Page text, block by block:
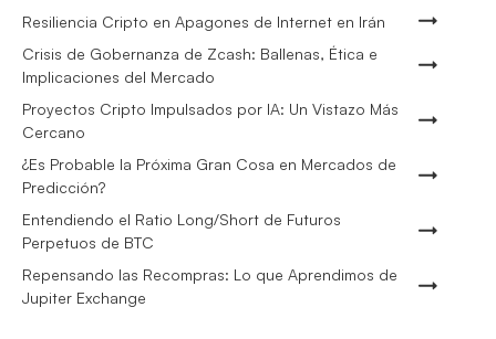
Resiliencia Cripto en Apagones de Internet en Irán
Crisis de Gobernanza de Zcash: Ballenas, Ética e
Implicaciones del Mercado
Proyectos Cripto Impulsados por IA: Un Vistazo Más
Cercano
¿Es Probable la Próxima Gran Cosa en Mercados de
Predicción?
Entendiendo el Ratio Long/Short de Futuros
Perpetuos de BTC
Repensando las Recompras: Lo que Aprendimos de
Jupiter Exchange